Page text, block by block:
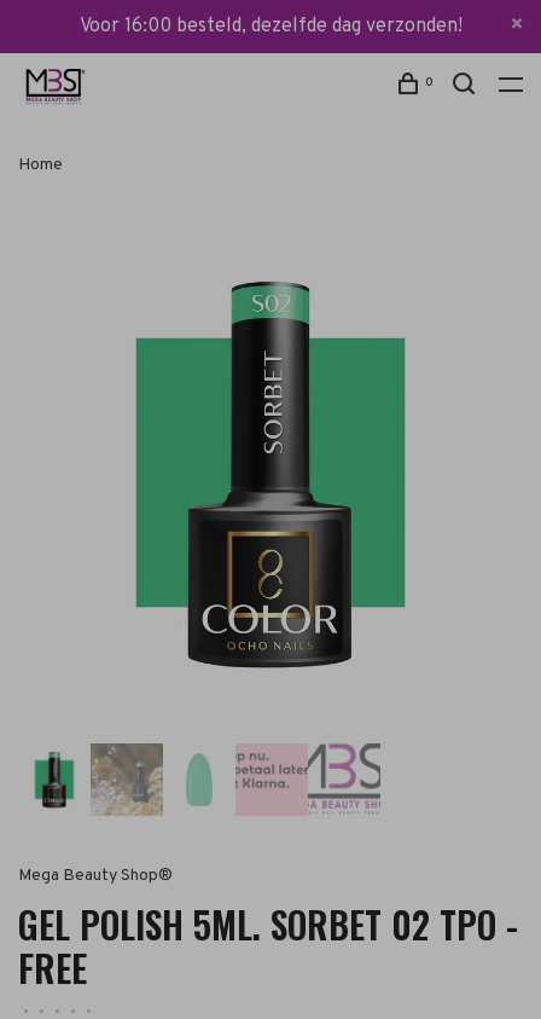
Voor 16:00 besteld, dezelfde dag verzonden!
0
Home
Mega Beauty Shop®
GEL POLISH 5ML. SORBET 02 TPO -
FREE
• • • •
•